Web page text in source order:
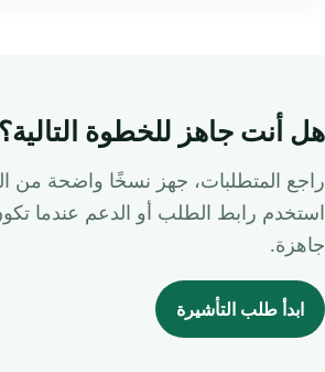
هل أنت جاهز للخطوة التالية؟
راجع المتطلبات، جهز نسخًا واضحة من
استخدم رابط الطلب أو الدعم عندما
جاهزة.
ابدأ طلب التأشيرة